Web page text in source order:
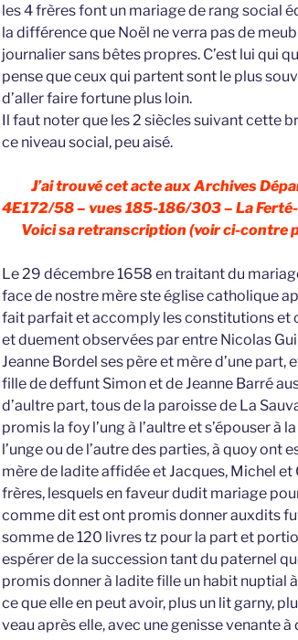
les 4 frères font un mariage de rang social
la différence que Noël ne verra pas de
journalier sans bêtes propres. C’est lui qui
pense que ceux qui partent sont le plus
d’aller faire fortune plus loin.
Il faut noter que les 2 siècles suivant cette
ce niveau social, peu aisé.
J’ai trouvé cet acte aux Archives
4E172/58 – vues 185-186/303 – La
Voici sa retranscription (voir ci-contre
Le 29 décembre 1658 en traitant du
face de nostre mère ste église catholique
fait parfait et accomply les constitutions et
et duement observées par entre Nicolas
Jeanne Bordel ses père et mère d’une part,
fille de deffunt Simon et de Jeanne Barré
d’aultre part, tous de la paroisse de La
promis la foy l’ung à l’aultre et s’épouser à
l’unge ou de l’autre des parties, à quoy ont
mère de ladite affidée et Jacques, Michel et
frères, lesquels en faveur dudit mariage
comme dit est ont promis donner auxdits
somme de 120 livres tz pour la part et
espérer de la succession tant du paternel
promis donner à ladite fille un habit nuptial
ce que elle en peut avoir, plus un lit garny,
veau après elle, avec une genisse venante à